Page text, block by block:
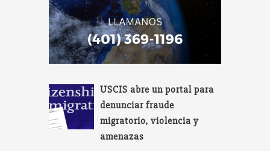
USCIS abre un portal para
denunciar fraude
migratorio, violencia y
amenazas